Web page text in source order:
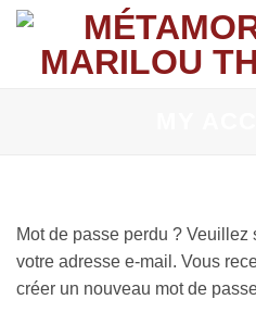
Passer
contenu
Mot de passe perdu ?
votre adresse e-mail. Vous
créer un nouveau mot de